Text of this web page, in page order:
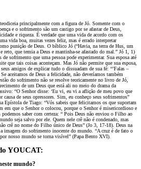
principalmente com a figura de Jó. Somente com o
e o sofrimento são um castigo por se afastar de Deus,
e riqueza. É verdade que uma vida de acordo com os
vida boa, muitas vezes feliz, mas é errado interpretar
punição de Deus. O bíblico Jó (“Havia, na terra de Hus, um
reto, que temia a Deus e mantinha-se afastado do mal.” Jó 1, 1)
sofrimento que uma pessoa pode experimentar. Sua esposa até
que tais coisas aconteçam. Mas Jó não permite que sua esposa,
amigos de explicar tudo o dissuadam de sua fé: “’Falas –
aceitamos de Deus a felicidade, não deveríamos também
do sofrimento não se resolve teoricamente no livro de Jó,
de um Deus que está ali no meio do drama da
“O Senhor disse: ‘Eu vi, eu vi a aflição de meu povo que
de seus opressores. Sim, eu conheço seus sofrimentos”
Epístola de Tiago: “Vós sabeis que felicitamos os que suportam
em que o Senhor o colocou, porque o Senhor é misericordioso e
saber com certeza: “ Pois Deus não enviou o Filho ao
seja salvo por ele. Quem nele crê não é condenado, mas
crê no nome do Filho único de Deus” (Jo 3, 17-18). Deus na
imagem do sofrimento inocente do mundo. “A cruz é de fato o
nosso mundo se torna visível” (Papa Bento XVI).
YOUCAT:
mundo?